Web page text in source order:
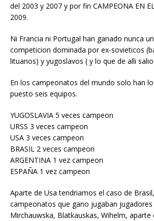
del 2003 y 2007 y por fin CAMPEONA EN
2009.
Ni Francia ni Portugal han ganado nunca
competicion dominada por ex-sovieticos
lituanos) y yugoslavos ( y lo que de alli
En los campeonatos del mundo solo han
puesto seis equipos.
YUGOSLAVIA 5 veces campeon
URSS 3 veces campeon
USA 3 veces campeon
BRASIL 2 veces campeon
ARGENTINA 1 vez campeon
ESPAÑA 1 vez campeon
Aparte de Usa tendriamos el caso de
campeonatos que gano jugaban
Mirchauwska, Blatkauskas, Wihelm, aparte